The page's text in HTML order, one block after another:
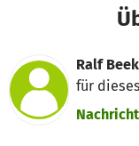
Ralf
für